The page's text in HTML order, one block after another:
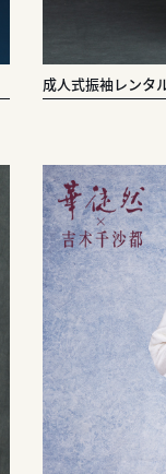
成人式振袖レンタ